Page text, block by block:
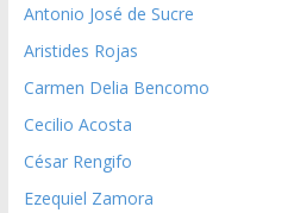
Antonio José de Sucre
Aristides Rojas
Carmen Delia Bencomo
Cecilio Acosta
César Rengifo
Ezequiel Zamora